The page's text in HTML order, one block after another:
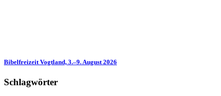
Bibelfreizeit Vogtland, 3.–9. August 2026
Schlagwörter